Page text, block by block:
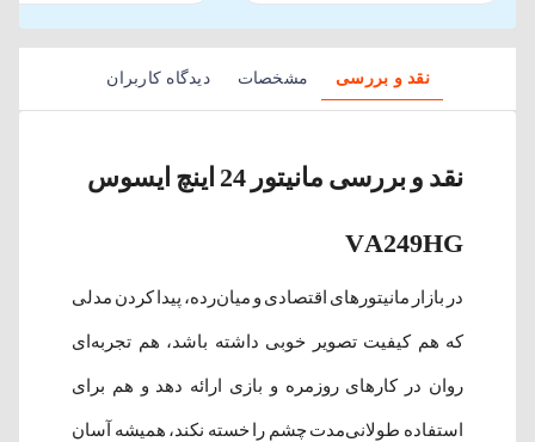
نقد و بررسی مشخصات دیدگاه کاربران
نقد و بررسی مانیتور 24 اینچ ایسوس
VA249HG
در بازار مانیتورهای اقتصادی و میان‌رده، پیدا کردن مدلی
که هم کیفیت تصویر خوبی داشته باشد، هم تجربه‌ای
روان در کارهای روزمره و بازی ارائه دهد و هم برای
استفاده طولانی‌مدت چشم را خسته نکند، همیشه آسان